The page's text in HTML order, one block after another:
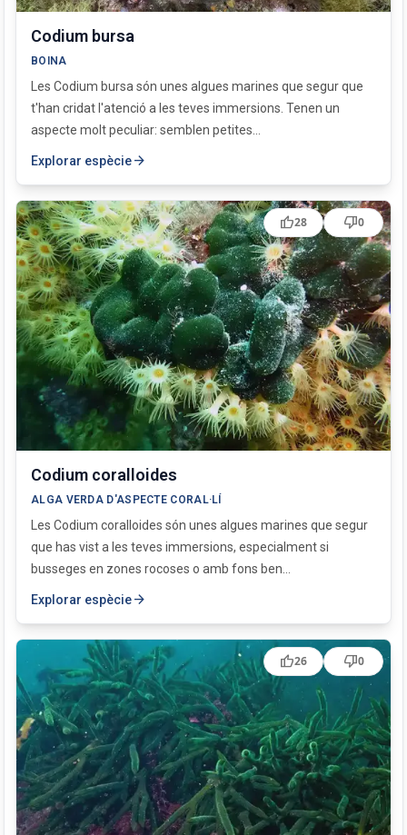
Codium bursa
BOINA
Les Codium bursa són unes algues marines que segur que
t'han cridat l'atenció a les teves immersions. Tenen un
aspecte molt peculiar: semblen petites...
Explorar espèciearrow_forward
Codium coralloides
ALGA VERDA D'ASPECTE CORAL·LÍ
Les Codium coralloides són unes algues marines que segur
que has vist a les teves immersions, especialment si
busseges en zones rocoses o amb fons ben...
Explorar espèciearrow_forward
thumb_up28 thumb_down0
thumb_up26 thumb_down0